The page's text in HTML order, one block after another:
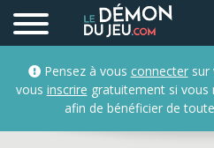
Pensez à vous connectersur
vous inscrire gratuitement si vous
afin de bénéficier de